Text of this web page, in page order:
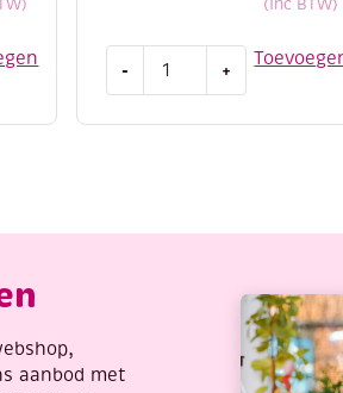
(Inc BTW)
-
te
+
aanbod met